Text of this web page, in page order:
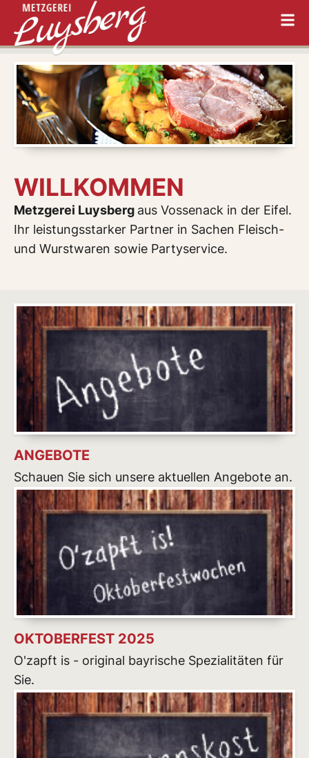
WILLKOMMEN
Metzgerei Luysberg aus Vossenack in der Eifel.
Ihr leistungsstarker Partner in Sachen Fleisch-
und Wurstwaren sowie Partyservice.
ANGEBOTE
Schauen Sie sich unsere aktuellen Angebote an.
OKTOBERFEST 2025
O'zapft is - original bayrische Spezialitäten für
Sie.